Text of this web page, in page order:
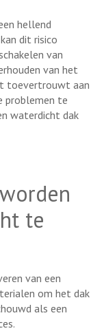
hellend
dit risico
van
van het
toevertrouwt aan
problemen te
waterdicht dak
te
van een
om het dak
als een